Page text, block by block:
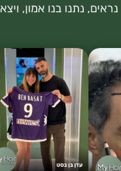
נתנו בנו אמון,